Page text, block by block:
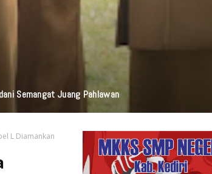
Pendidikan, Pelestarian Budaya, Dan Disabilitas
L Diamankan